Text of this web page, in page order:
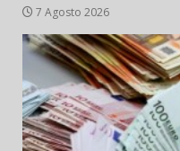
7 Agosto 2026